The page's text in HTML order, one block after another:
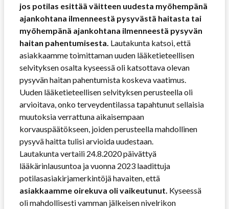
jos potilas esittää väitteen uudesta myöhempänä
ajankohtana ilmenneestä pysyvästä haitasta tai
myöhempänä ajankohtana ilmenneestä pysyvän
haitan pahentumisesta. Lautakunta katsoi, että
asiakkaamme toimittaman uuden lääketieteellisen
selvityksen osalta kyseessä oli katsottava olevan
pysyvän haitan pahentumista koskeva vaatimus.
Uuden lääketieteellisen selvityksen perusteella oli
arvioitava, onko terveydentilassa tapahtunut sellaisia
muutoksia verrattuna aikaisempaan
korvauspäätökseen, joiden perusteella mahdollinen
pysyvä haitta tulisi arvioida uudestaan.
Lautakunta vertaili 24.8.2020 päivättyä
lääkärinlausuntoa ja vuonna 2023 laadittuja
potilasasiakirjamerkintöjä havaiten, että
asiakkaamme oirekuva oli vaikeutunut. Kyseessä
oli mahdollisesti vamman jälkeisen nivelrikon